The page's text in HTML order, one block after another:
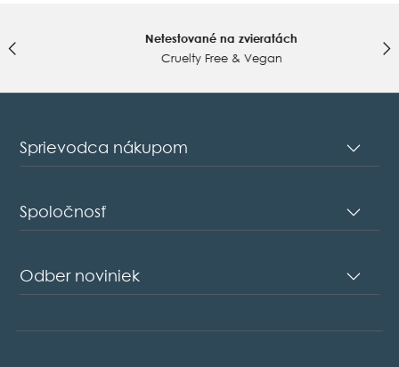
Netestované na zvieratách
Cruelty Free & Vegan
Sprievodca nákupom
Spoločnosť
Odber noviniek